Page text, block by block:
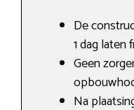
De
1 dag laten
Geen
Na